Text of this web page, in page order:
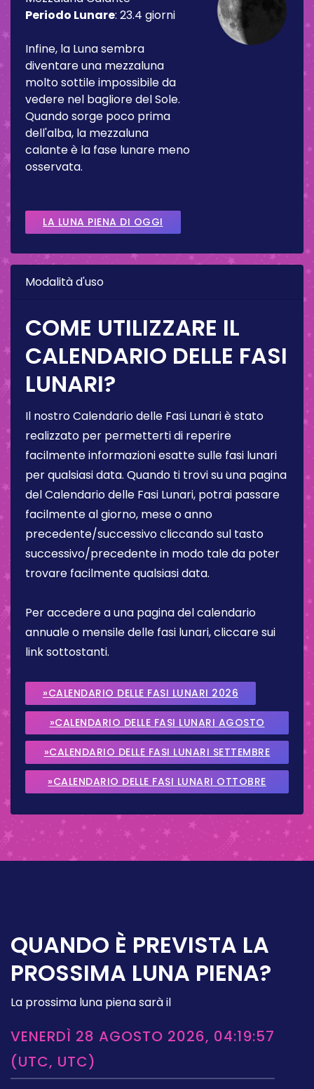
Periodo Lunare: 23.4 giorni
Infine, la Luna sembra
diventare una mezzaluna
molto sottile impossibile da
vedere nel bagliore del Sole.
Quando sorge poco prima
dell'alba, la mezzaluna
calante è la fase lunare meno
osservata.
LA LUNA PIENA DI OGGI
Modalità d'uso
COME UTILIZZARE IL
CALENDARIO DELLE FASI
LUNARI?
Il nostro Calendario delle Fasi Lunari è stato
realizzato per permetterti di reperire
facilmente informazioni esatte sulle fasi lunari
per qualsiasi data. Quando ti trovi su una pagina
del Calendario delle Fasi Lunari, potrai passare
facilmente al giorno, mese o anno
precedente/successivo cliccando sul tasto
successivo/precedente in modo tale da poter
trovare facilmente qualsiasi data.
Per accedere a una pagina del calendario
annuale o mensile delle fasi lunari, cliccare sui
link sottostanti.
»CALENDARIO DELLE FASI LUNARI 2026
»CALENDARIO DELLE FASI LUNARI AGOSTO
2026
»CALENDARIO DELLE FASI LUNARI SETTEMBRE
2026
»CALENDARIO DELLE FASI LUNARI OTTOBRE
QUANDO È PREVISTA LA
PROSSIMA LUNA PIENA?
La prossima luna piena sarà il
VENERDÌ 28 AGOSTO 2026, 04:19:57
(UTC, UTC)